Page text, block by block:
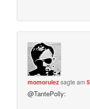
momorulezsagte am
@TantePolly: